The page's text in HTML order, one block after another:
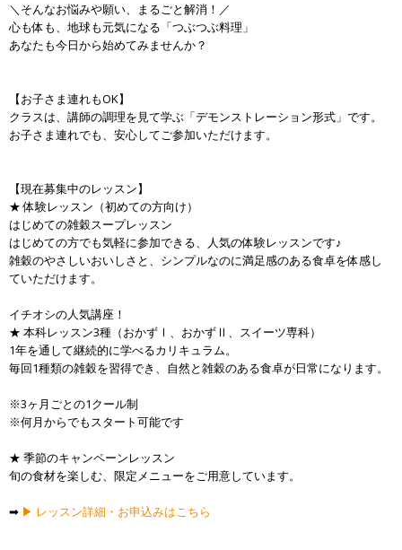
＼そんなお悩みや願い、まるごと解消！／
心も体も、地球も元気になる「つぶつぶ料理」
あなたも今日から始めてみませんか？
【お子さま連れもOK】
クラスは、講師の調理を見て学ぶ「デモンストレーション形式」です。
お子さま連れでも、安心してご参加いただけます。
【現在募集中のレッスン】
★ 体験レッスン（初めての方向け）
はじめての雑穀スープレッスン
はじめての方でも気軽に参加できる、人気の体験レッスンです♪
雑穀のやさしいおいしさと、シンプルなのに満足感のある食卓を体感し
ていただけます。
イチオシの人気講座！
★ 本科レッスン3種（おかずⅠ、おかずⅡ、スイーツ専科）
1年を通して継続的に学べるカリキュラム。
毎回1種類の雑穀を習得でき、自然と雑穀のある食卓が日常になります。
※3ヶ月ごとの1クール制
※何月からでもスタート可能です
★ 季節のキャンペーンレッスン
旬の食材を楽しむ、限定メニューをご用意しています。
➡ ▶ レッスン詳細・お申込みはこちら